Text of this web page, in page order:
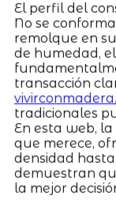
El perfil del
No se
remolque en
de humedad,
transacción
tradicionales
En esta web,
que merece,
densidad
demuestran
la mejor